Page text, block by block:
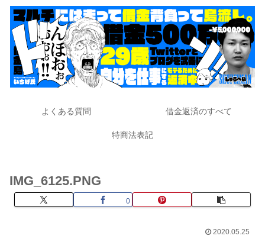
よくある質問 借金返済のすべて
特商法表記
IMG_6125.PNG
0
2020.05.25